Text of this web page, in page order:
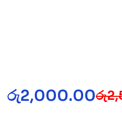
රු
රු2,000.00